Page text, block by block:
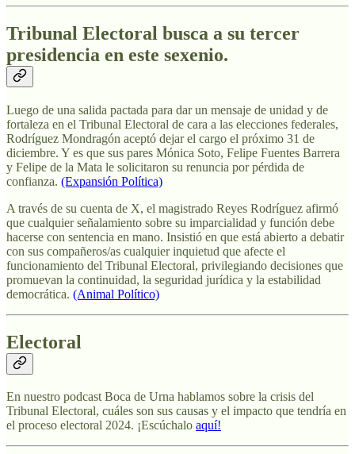
Tribunal Electoral busca a su tercer
presidencia en este sexenio.
Luego de una salida pactada para dar un mensaje de unidad y de
fortaleza en el Tribunal Electoral de cara a las elecciones federales,
Rodríguez Mondragón aceptó dejar el cargo el próximo 31 de
diciembre. Y es que sus pares Mónica Soto, Felipe Fuentes Barrera
y Felipe de la Mata le solicitaron su renuncia por pérdida de
confianza. (Expansión Política)
A través de su cuenta de X, el magistrado Reyes Rodríguez afirmó
que cualquier señalamiento sobre su imparcialidad y función debe
hacerse con sentencia en mano. Insistió en que está abierto a debatir
con sus compañeros/as cualquier inquietud que afecte el
funcionamiento del Tribunal Electoral, privilegiando decisiones que
promuevan la continuidad, la seguridad jurídica y la estabilidad
democrática. (Animal Político)
Electoral
En nuestro podcast Boca de Urna hablamos sobre la crisis del
Tribunal Electoral, cuáles son sus causas y el impacto que tendría en
el proceso electoral 2024. ¡Escúchalo aquí!